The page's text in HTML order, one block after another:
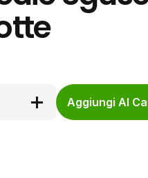
Aggiungi Al